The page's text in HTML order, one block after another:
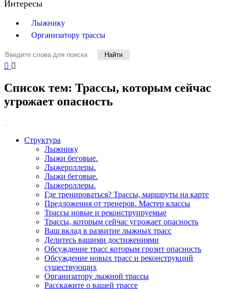
Интересы
Лыжнику
Организатору трассы
Найти
Список тем: Трассы, которым сейчас
угрожает опасность
Структура
Лыжнику
Лыжи беговые.
Лыжероллеры.
Лыжи беговые.
Лыжероллеры.
Где тренироваться? Трассы, маршруты на карте
Предложения от тренеров. Мастер классы
Трассы новые и реконструируемые
Трассы, которым сейчас угрожает опасность
Ваш вклад в развитие лыжных трасс
Делитесь вашими достижениями
Обсуждение трасс которым грозит опасность
Обсуждение новых трасс и реконструкций
существующих
Организатору лыжной трассы
Расскажите о вашей трассе